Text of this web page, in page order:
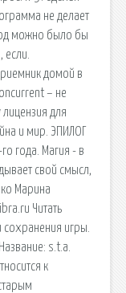
не делает
можно было бы
домой в
– не
для
и мир. ЭПИЛОГ
года. Магия - в
свой смысл,
Марина
Читать
игры.
s.t.a.
к